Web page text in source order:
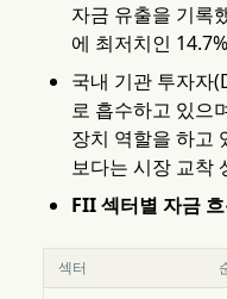
자금 유출을 기록
에 최저치인
국내 기관 투자자
로 흡수하고 있으
장치 역할을 하고
보다는 시장 교착
FII 섹터별 자금
섹터